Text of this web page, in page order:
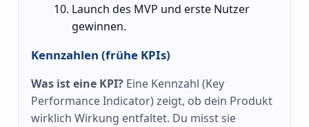
Launch des MVP und erste Nutzer
gewinnen.
Kennzahlen (frühe KPIs)
Was ist eine KPI? Eine Kennzahl (Key
Performance Indicator) zeigt, ob dein Produkt
wirklich Wirkung entfaltet. Du misst sie